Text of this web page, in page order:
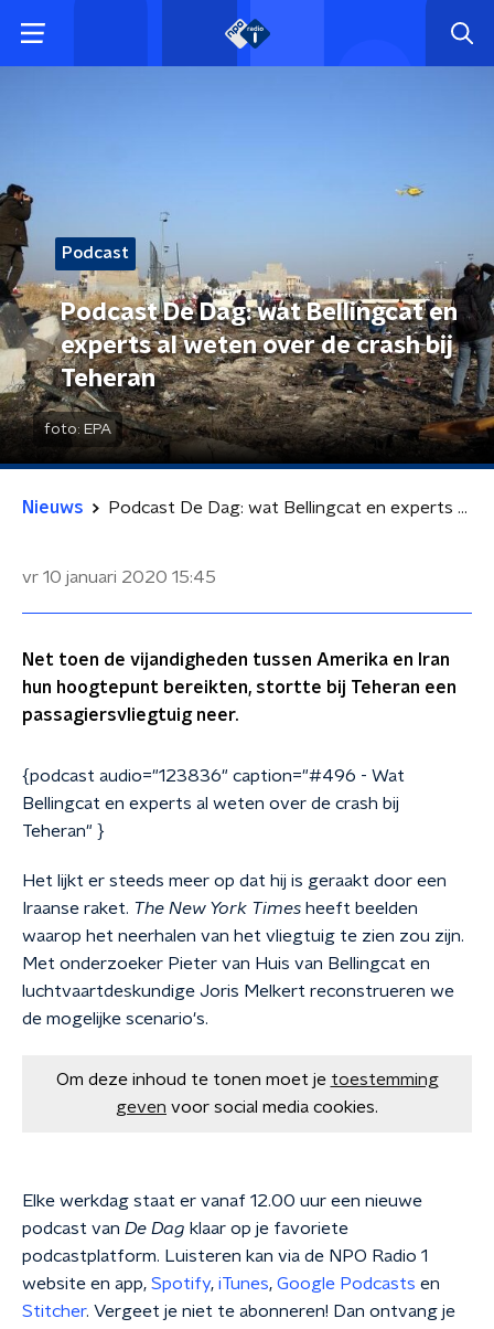
Podcast
Podcast De Dag: wat Bellingcat en
experts al weten over de crash bij
Teheran
foto: EPA
Nieuws Podcast De Dag: wat Bellingcat en experts al weten over de crash bij Teheran
vr 10 januari 2020 15:45
Net toen de vijandigheden tussen Amerika en Iran
hun hoogtepunt bereikten, stortte bij Teheran een
passagiersvliegtuig neer.
{podcast audio="123836" caption="#496 - Wat
Bellingcat en experts al weten over de crash bij
Teheran" }
Het lijkt er steeds meer op dat hij is geraakt door een
Iraanse raket. The New York Times heeft beelden
waarop het neerhalen van het vliegtuig te zien zou zijn.
Met onderzoeker Pieter van Huis van Bellingcat en
luchtvaartdeskundige Joris Melkert reconstrueren we
de mogelijke scenario's.
Om deze inhoud te tonen moet je toestemming
geven voor social media cookies.
Elke werkdag staat er vanaf 12.00 uur een nieuwe
podcast van De Dag klaar op je favoriete
podcastplatform. Luisteren kan via de NPO Radio 1
website en app, Spotify, iTunes, Google Podcasts en
Stitcher. Vergeet je niet te abonneren! Dan ontvang je